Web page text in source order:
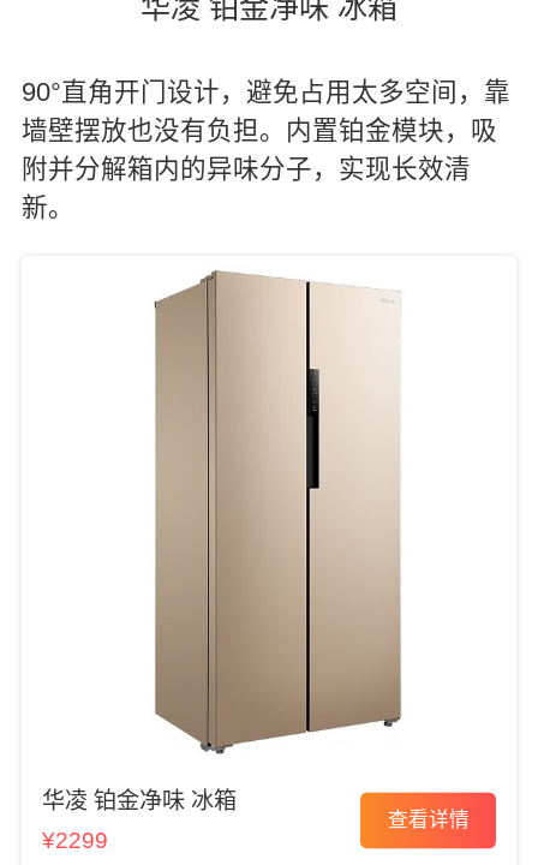
华凌 铂金净味 冰箱
90°直角开门设计，避免占用太多空间，靠
墙壁摆放也没有负担。内置铂金模块，吸
附并分解箱内的异味分子，实现长效清
新。
华凌 铂金净味 冰箱
¥2299
查看详情